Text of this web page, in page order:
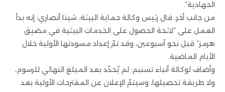
الجهادية”.
من جانب أخر، قال رئيس وكالة حماية البيئة، شينا أنصاري: إنه بدأ
العمل على “لائحة الحصول على الخدمات البيئية في مضيق
هرمز” قبل نحو أسبوعين، وقد تمّ إعداد مسودتها الأولية خلال
الأيام الماضية.
وأضاف لوكالة أنباء تسنيم: لم يُحدّد بعد المبلغ النهائي للرسوم،
ولا طريقة تحصيلها، وسيتمّ الإعلان عن المقترحات الأولية بعد